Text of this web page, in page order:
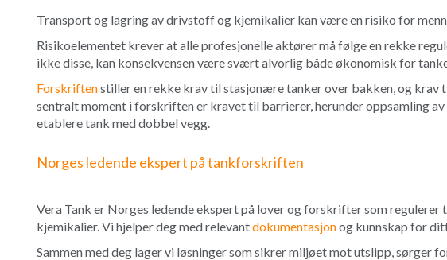
Transport og lagring av drivstoff og kjemikalier kan være en risiko for
Risikoelementet krever at alle profesjonelle aktører må følge en rekke
ikke disse, kan konsekvensen være svært alvorlig både økonomisk for
Forskriftenstiller en rekke krav til stasjonære tanker over bakken, og krav
sentralt moment i forskriften er kravet til barrierer, herunder oppsamling
etablere tank med dobbel vegg.
Norges ledende ekspert på tankforskriften
Vera Tank er Norges ledende ekspert på lover og forskrifter som
kjemikalier. Vi hjelper deg med relevantdokumentasjonog kunnskap for
Sammen med deg lager vi løsninger som sikrer miljøet mot utslipp, sørger